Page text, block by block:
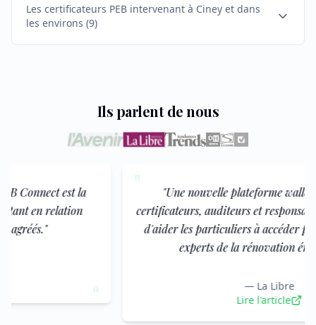
Les certificateurs PEB intervenant à Ciney et dans
les environs (9)
Ils parlent de nous
"
"
"Une nouvelle plateforme wallonne centralise
certificateurs, auditeurs et responsables PEB agréés afin
d'aider les particuliers à accéder plus facilement aux
experts de la rénovation énergétique."